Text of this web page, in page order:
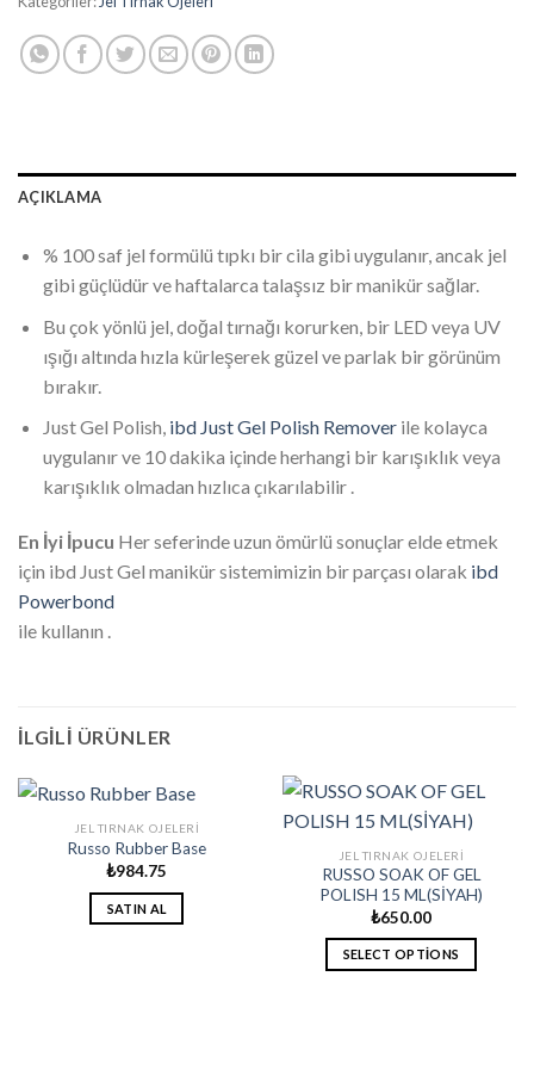
AÇIKLAMA
% 100 saf jel formülü tıpkı bir cila gibi uygulanır, ancak jel
gibi güçlüdür ve haftalarca talaşsız bir manikür sağlar.
Bu çok yönlü jel, doğal tırnağı korurken, bir LED veya UV
ışığı altında hızla kürleşerek güzel ve parlak bir görünüm
bırakır.
Just Gel Polish, ibd Just Gel Polish Removerile kolayca
uygulanır ve 10 dakika içinde herhangi bir karışıklık veya
karışıklık olmadan hızlıca çıkarılabilir .
En İyi İpucu Her seferinde uzun ömürlü sonuçlar elde etmek
için ibd Just Gel manikür sistemimizin bir parçası olarak ibd
Powerbond
ile kullanın .
İLGILI ÜRÜNLER
JEL TIRNAK OJELERI
Russo Rubber Base
₺984.75
SATIN AL
JEL TIRNAK OJELERI
RUSSO SOAK OF GEL
POLISH 15 ML(SİYAH)
₺650.00
SELECT OPTIONS